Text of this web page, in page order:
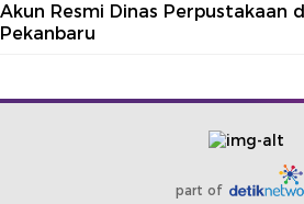
Akun Resmi Dinas Perpustakaan
Pekanbaru
part of